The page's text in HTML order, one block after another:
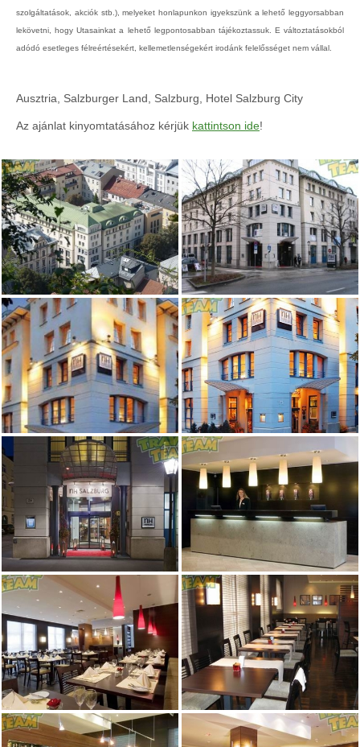
szolgáltatások, akciók stb.), melyeket honlapunkon igyekszünk a lehető leggyorsabban
lekövetni, hogy Utasainkat a lehető legpontosabban tájékoztassuk. E változtatásokból
adódó esetleges félreértésekért, kellemetlenségekért irodánk felelősséget nem vállal.
Ausztria, Salzburger Land, Salzburg, Hotel Salzburg City
Az ajánlat kinyomtatásához kérjük kattintson ide!